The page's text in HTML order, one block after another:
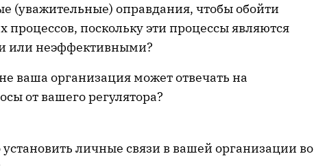
(уважительные) оправдания, чтобы обойти
поскольку эти процессы являются
или неэффективными?
ваша организация может отвечать на
от вашего регулятора?
личные связи в вашей организации во